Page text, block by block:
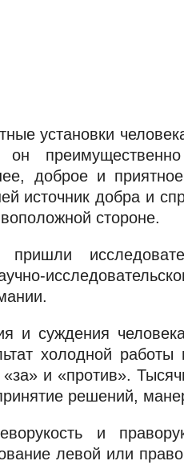
установки
он
доброе и
источник добра и
стороне.
и суждения
холодной работы
и «против».
решений,
и
левой или